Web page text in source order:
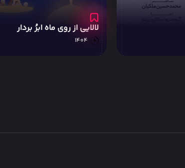
لالایی می بینی خورشیدُ فردا
1404